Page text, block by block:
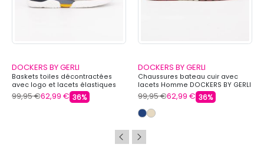
DOCKERS BY GERLI
Baskets toiles décontractées
avec logo et lacets élastiques
Homme DOCKERS BY GERLI
99,95 €62,99 € 36%
DOCKERS BY GERLI
Chaussures bateau cuir avec
lacets Homme DOCKERS BY GERLI
99,95 €62,99 € 36%